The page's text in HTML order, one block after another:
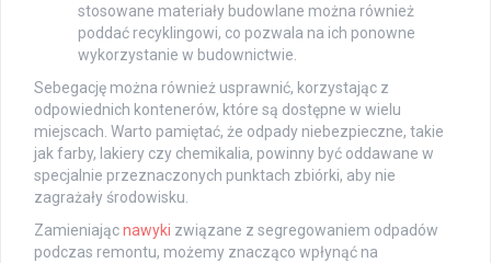
stosowane materiały budowlane można również
poddać recyklingowi, co pozwala na ich ponowne
wykorzystanie w budownictwie.
Sebegację można również usprawnić, korzystając z
odpowiednich kontenerów, które są dostępne w wielu
miejscach. Warto pamiętać, że odpady niebezpieczne, takie
jak farby, lakiery czy chemikalia, powinny być oddawane w
specjalnie przeznaczonych punktach zbiórki, aby nie
zagrażały środowisku.
Zamieniającnawyki związane z segregowaniem odpadów
podczas remontu, możemy znacząco wpłynąć na